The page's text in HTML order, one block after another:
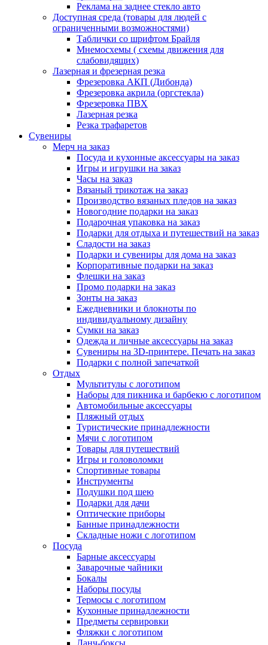
Реклама на заднее стекло авто
Доступная среда (товары для людей с
ограниченными возможностями)
Таблички со шрифтом Брайля
Мнемосхемы ( схемы движения для
слабовидящих)
Лазерная и фрезерная резка
Фрезеровка АКП (Дибонда)
Фрезеровка акрила (оргстекла)
Фрезеровка ПВХ
Лазерная резка
Резка трафаретов
Сувениры
Мерч на заказ
Посуда и кухонные аксессуары на заказ
Игры и игрушки на заказ
Часы на заказ
Вязаный трикотаж на заказ
Производство вязаных пледов на заказ
Новогодние подарки на заказ
Подарочная упаковка на заказ
Подарки для отдыха и путешествий на заказ
Сладости на заказ
Подарки и сувениры для дома на заказ
Корпоративные подарки на заказ
Флешки на заказ
Промо подарки на заказ
Зонты на заказ
Ежедневники и блокноты по
индивидуальному дизайну
Сумки на заказ
Одежда и личные аксессуары на заказ
Сувениры на 3D-принтере. Печать на заказ
Подарки с полной запечаткой
Отдых
Мультитулы с логотипом
Наборы для пикника и барбекю с логотипом
Автомобильные аксессуары
Пляжный отдых
Туристические принадлежности
Мячи с логотипом
Товары для путешествий
Игры и головоломки
Спортивные товары
Инструменты
Подушки под шею
Подарки для дачи
Оптические приборы
Банные принадлежности
Складные ножи с логотипом
Посуда
Барные аксессуары
Заварочные чайники
Бокалы
Наборы посуды
Термосы с логотипом
Кухонные принадлежности
Предметы сервировки
Фляжки с логотипом
Ланч-боксы